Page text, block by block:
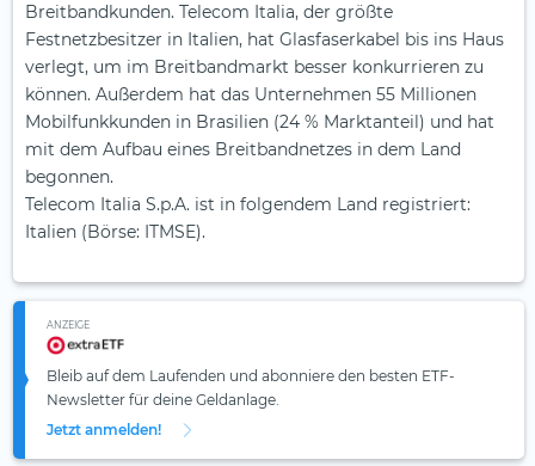
Breitbandkunden. Telecom Italia, der größte
Festnetzbesitzer in Italien, hat Glasfaserkabel bis ins Haus
verlegt, um im Breitbandmarkt besser konkurrieren zu
können. Außerdem hat das Unternehmen 55 Millionen
Mobilfunkkunden in Brasilien (24 % Marktanteil) und hat
mit dem Aufbau eines Breitbandnetzes in dem Land
begonnen.
Telecom Italia S.p.A. ist in folgendem Land registriert:
Italien (Börse: ITMSE).
ANZEIGE
Bleib auf dem Laufenden und abonniere den besten ETF-
Newsletter für deine Geldanlage.
Jetzt anmelden!